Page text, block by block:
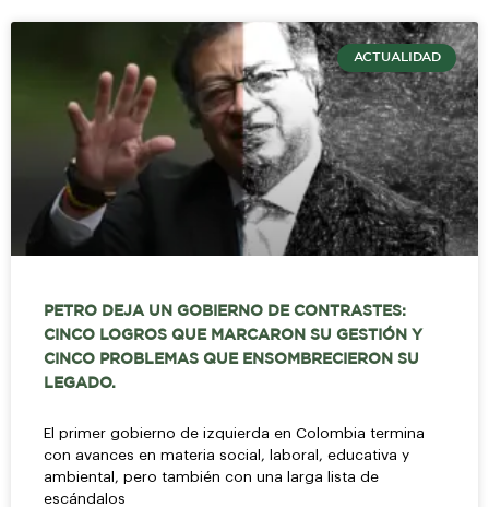
ACTUALIDAD
PETRO DEJA UN GOBIERNO DE CONTRASTES:
CINCO LOGROS QUE MARCARON SU GESTIÓN Y
CINCO PROBLEMAS QUE ENSOMBRECIERON SU
LEGADO.
El primer gobierno de izquierda en Colombia termina
con avances en materia social, laboral, educativa y
ambiental, pero también con una larga lista de
escándalos